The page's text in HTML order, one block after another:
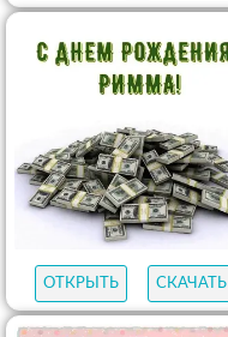
ОТКРЫТЬ СКАЧАТЬ